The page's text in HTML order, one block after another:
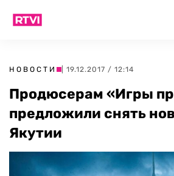
НОВОСТИ | 19.12.2017 / 12:14
Продюсерам «Игры
предложили снять
Якутии‍